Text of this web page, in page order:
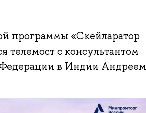
программы «Скейларатор
телемост с консультантом
Федерации в Индии Андреем